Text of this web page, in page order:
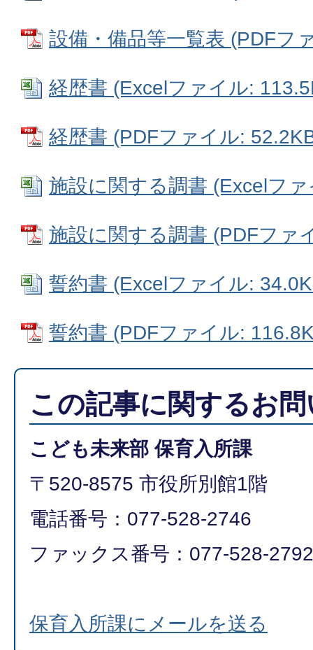
設備・備品等一覧表 (PDFフ
経歴書 (Excelファイル:
経歴書 (PDFファイル:
施設に関する調書 (Excelフ
施設に関する調書 (PDFファ
誓約書 (Excelファイル:
誓約書 (PDFファイル:
この記事に関するお
こども未来部 保育入所課
〒520-8575 市役所別館1階
電話番号：077-528-2746
ファックス番号：077-528-2792​​​​​​​
保育入所課にメールを送る